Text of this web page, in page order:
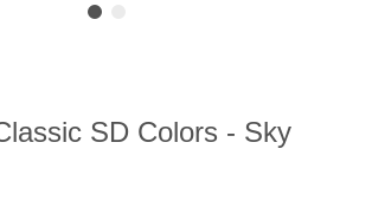
SD Colors - Sky